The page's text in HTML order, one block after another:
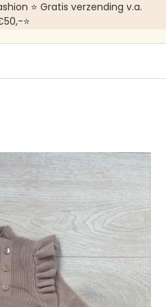
⭐ Gratis verzending v.a.
⭐